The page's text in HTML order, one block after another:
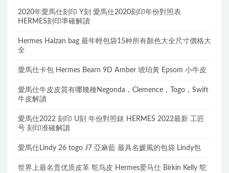
2020年愛馬仕刻印 Y刻 愛馬仕2020刻印年份對照表
HERMES刻印準確解讀
Hermes Halzan bag 最年輕包袋15种所有顏色大全尺寸價格大
全
愛馬仕卡包 Hermes Bearn 9D Amber 琥珀黃 Epsom 小牛皮
愛馬仕牛皮皮質有哪幾種Negonda，Clemence，Togo，Swift
牛皮解讀
愛馬仕2022 刻印 U刻 年份對照錶 HERMES 2022最新 工匠
号 刻印准確解讀
愛馬仕Lindy 26 togo J7 亞麻藍 最具名媛風的包袋 Lindy包
世界上最名贵优质皮革 鸵鸟皮 Hermes爱马仕 Birkin Kelly 鸵